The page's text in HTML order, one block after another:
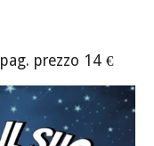
pag. prezzo 14 €